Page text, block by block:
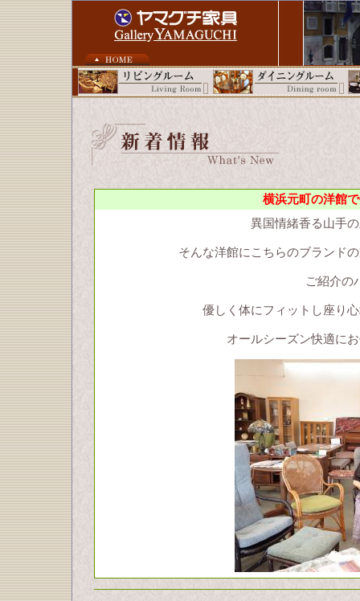
横浜元町の洋館
異国情緒香る山手
そんな洋館にこちらのブランド
ご紹介の
優しく体にフィットし座り
オールシーズン快適に